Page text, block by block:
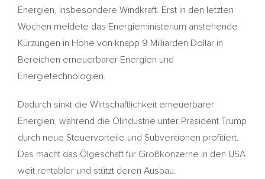
Energien, insbesondere Windkraft. Erst in den letzten
Wochen meldete das Energieministerium anstehende
Kürzungen in Höhe von knapp 9 Milliarden Dollar in
Bereichen erneuerbarer Energien und
Energietechnologien.
Dadurch sinkt die Wirtschaftlichkeit erneuerbarer
Energien, während die Ölindustrie unter Präsident Trump
durch neue Steuervorteile und Subventionen profitiert.
Das macht das Ölgeschäft für Großkonzerne in den USA
weit rentabler und stützt deren Ausbau.